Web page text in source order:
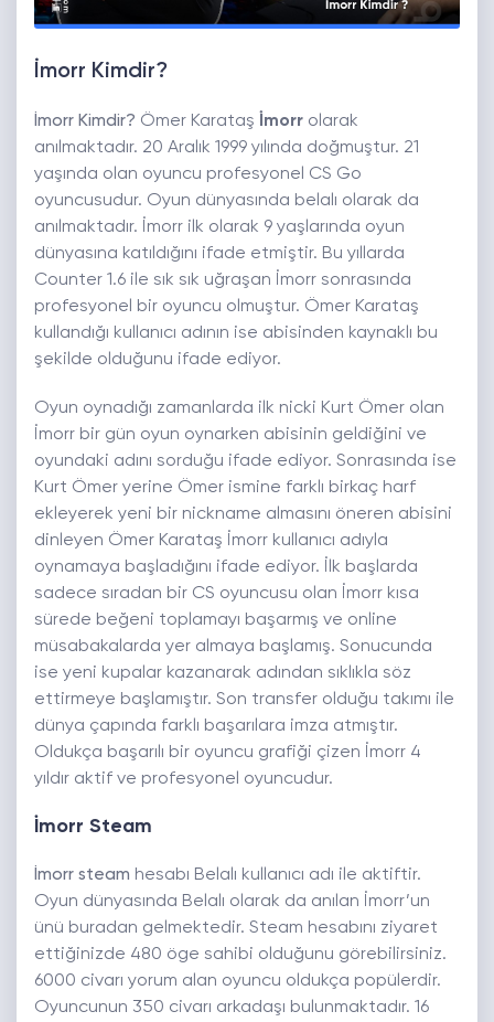
İmorr Kimdir?
İmorr Kimdir? Ömer Karataş İmorr olarak
anılmaktadır. 20 Aralık 1999 yılında doğmuştur. 21
yaşında olan oyuncu profesyonel CS Go
oyuncusudur. Oyun dünyasında belalı olarak da
anılmaktadır. İmorr ilk olarak 9 yaşlarında oyun
dünyasına katıldığını ifade etmiştir. Bu yıllarda
Counter 1.6 ile sık sık uğraşan İmorr sonrasında
profesyonel bir oyuncu olmuştur. Ömer Karataş
kullandığı kullanıcı adının ise abisinden kaynaklı bu
şekilde olduğunu ifade ediyor.
Oyun oynadığı zamanlarda ilk nicki Kurt Ömer olan
İmorr bir gün oyun oynarken abisinin geldiğini ve
oyundaki adını sorduğu ifade ediyor. Sonrasında ise
Kurt Ömer yerine Ömer ismine farklı birkaç harf
ekleyerek yeni bir nickname almasını öneren abisini
dinleyen Ömer Karataş İmorr kullanıcı adıyla
oynamaya başladığını ifade ediyor. İlk başlarda
sadece sıradan bir CS oyuncusu olan İmorr kısa
sürede beğeni toplamayı başarmış ve online
müsabakalarda yer almaya başlamış. Sonucunda
ise yeni kupalar kazanarak adından sıklıkla söz
ettirmeye başlamıştır. Son transfer olduğu takımı ile
dünya çapında farklı başarılara imza atmıştır.
Oldukça başarılı bir oyuncu grafiği çizen İmorr 4
yıldır aktif ve profesyonel oyuncudur.
İmorr Steam
İmorr steam hesabı Belalı kullanıcı adı ile aktiftir.
Oyun dünyasında Belalı olarak da anılan İmorr’un
ünü buradan gelmektedir. Steam hesabını ziyaret
ettiğinizde 480 öge sahibi olduğunu görebilirsiniz.
6000 civarı yorum alan oyuncu oldukça popülerdir.
Oyuncunun 350 civarı arkadaşı bulunmaktadır. 16